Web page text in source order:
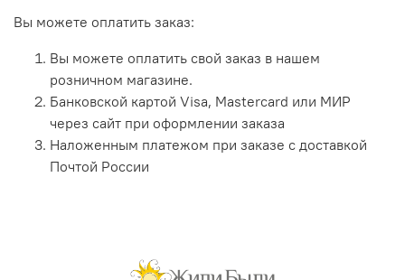
Вы можете оплатить заказ:
Вы можете оплатить свой заказ в нашем
розничном магазине.
Банковской картой Visa, Mastercard или МИР
через сайт при оформлении заказа
Наложенным платежом при заказе с доставкой
Почтой России